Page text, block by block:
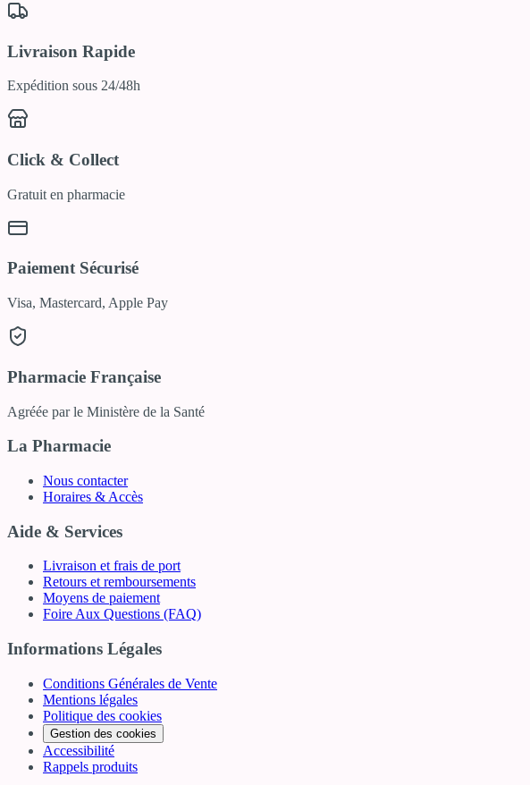
Livraison Rapide
Expédition sous 24/48h
Click & Collect
Gratuit en pharmacie
Paiement Sécurisé
Visa, Mastercard, Apple Pay
Pharmacie Française
Agréée par le Ministère de la Santé
La Pharmacie
Nous contacter
Horaires & Accès
Aide & Services
Livraison et frais de port
Retours et remboursements
Moyens de paiement
Foire Aux Questions (FAQ)
Informations Légales
Conditions Générales de Vente
Mentions légales
Politique des cookies
Gestion des cookies
Accessibilité
Rappels produits